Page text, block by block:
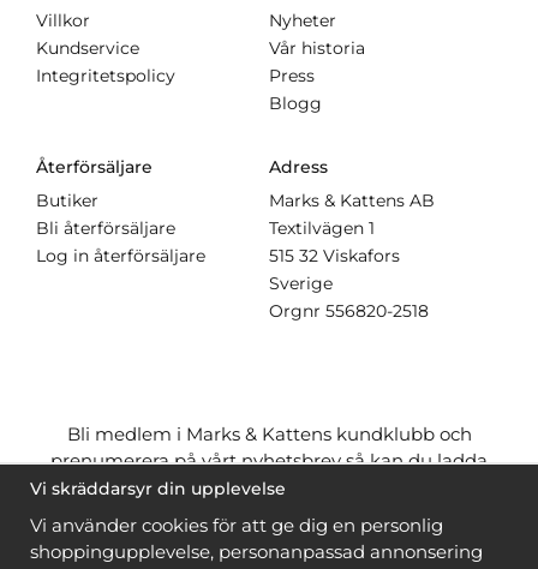
Villkor
Kundservice
Integritetspolicy
Nyheter
Vår historia
Press
Blogg
Återförsäljare
Butiker
Bli återförsäljare
Log in återförsäljare
Adress
Marks & Kattens AB
Textilvägen 1
515 32 Viskafors
Sverige
Orgnr 556820-2518
Bli medlem i Marks & Kattens kundklubb och
prenumerera på vårt nyhetsbrev så kan du ladda
ner många mönstergratisoch få många
när du handlar garn till mönstret. Du ser vilka som
ärgratis när du ärinloggad.
Vi skräddarsyr din upplevelse
Vi använder cookies för att ge dig en personlig
shoppingupplevelse, personanpassad annonsering